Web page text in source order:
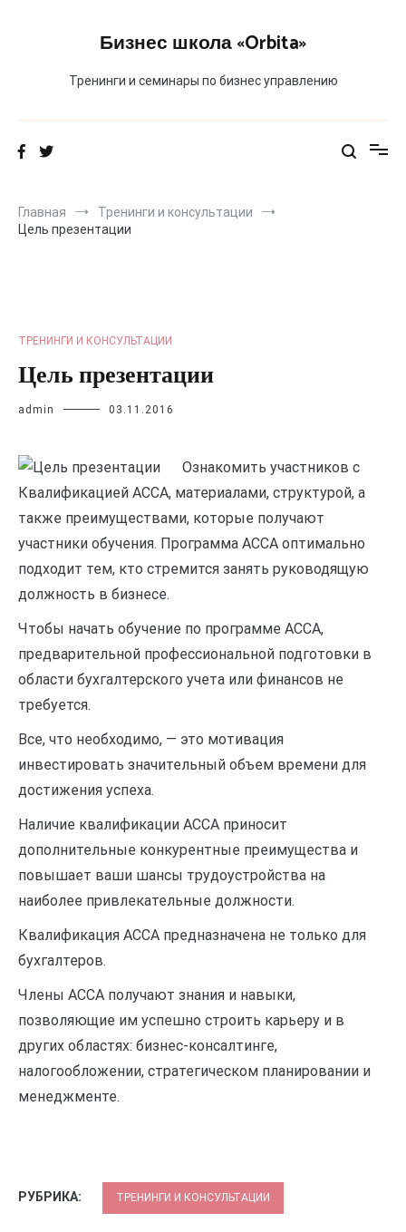
Бизнес школа «Orbita»
Тренинги и семинары по бизнес управлению
Главная
Тренинги и консультации
Цель презентации
ТРЕНИНГИ И КОНСУЛЬТАЦИИ
Цель презентации
admin 03.11.2016
Ознакомить участников с
Квалификацией АССА, материалами, структурой, а
также преимуществами, которые получают
участники обучения. Программа ACCA оптимально
подходит тем, кто стремится занять руководящую
должность в бизнесе.
Чтобы начать обучение по программе АССА,
предварительной профессиональной подготовки в
области бухгалтерского учета или финансов не
требуется.
Все, что необходимо, — это мотивация
инвестировать значительный объем времени для
достижения успеха.
Наличие квалификации АССА приносит
дополнительные конкурентные преимущества и
повышает ваши шансы трудоустройства на
наиболее привлекательные должности.
Квалификация ACCA предназначена не только для
бухгалтеров.
Члены АССА получают знания и навыки,
позволяющие им успешно строить карьеру и в
других областях: бизнес-консалтинге,
налогообложении, стратегическом планировании и
менеджменте.
РУБРИКА: ТРЕНИНГИ И КОНСУЛЬТАЦИИ